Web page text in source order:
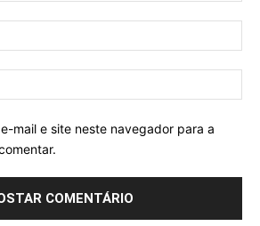
mail e site neste navegador para a